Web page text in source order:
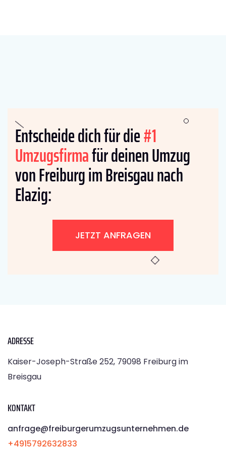
Entscheide dich für die#1
Umzugsfirmafür deinen Umzug
von Freiburg im Breisgau nach
Elazig:
JETZT ANFRAGEN
ADRESSE
Kaiser-Joseph-Straße 252, 79098 Freiburg im
Breisgau
KONTAKT
anfrage@freiburgerumzugsunternehmen.de
+4915792632833